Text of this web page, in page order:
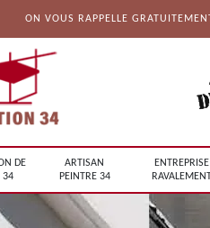
ON VOUS RAPPELLE
DE
34
ARTISAN
PEINTRE 34